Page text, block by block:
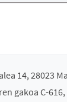
14, 28023
gakoa C-